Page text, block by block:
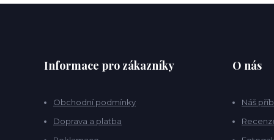
Informace pro zákazníky
Obchodní podmínky
Doprava a platba
O nás
Náš